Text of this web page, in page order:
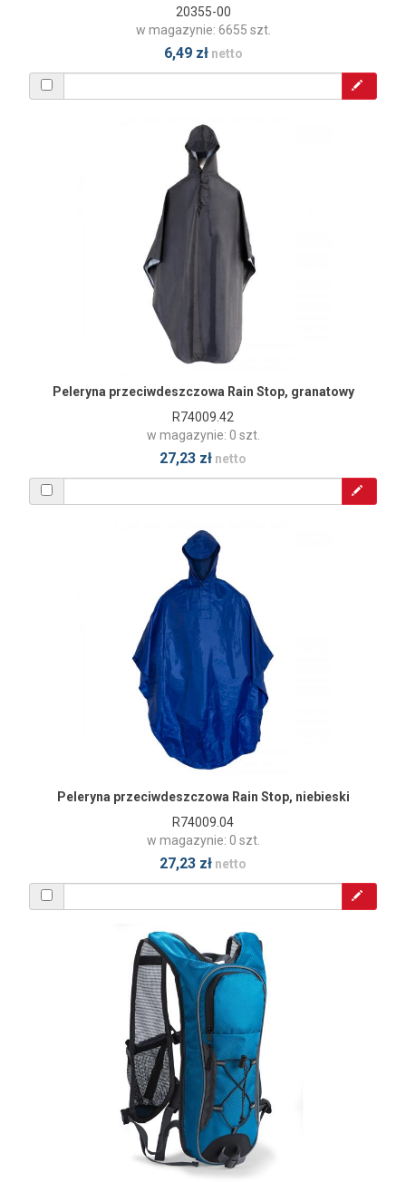
20355-00
w magazynie: 6655 szt.
6,49 złnetto
Peleryna przeciwdeszczowa Rain Stop, granatowy
R74009.42
w magazynie: 0 szt.
27,23 zł netto
Peleryna przeciwdeszczowa Rain Stop, niebieski
R74009.04
w magazynie: 0 szt.
27,23 zł netto